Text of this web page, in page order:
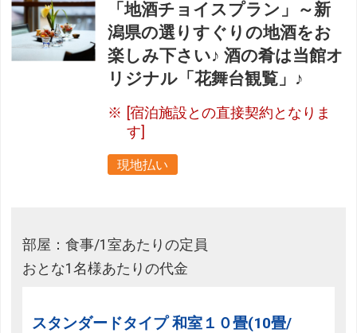
「地酒チョイスプラン」～新
潟県の選りすぐりの地酒をお
楽しみ下さい♪ 酒の肴は当館オ
リジナル「花舞台観覧」♪
[宿泊施設との直接契約となりま
す]
現地払い
部屋：食事/1室あたりの定員
おとな1名様あたりの代金
スタンダードタイプ 和室１０畳(10畳/